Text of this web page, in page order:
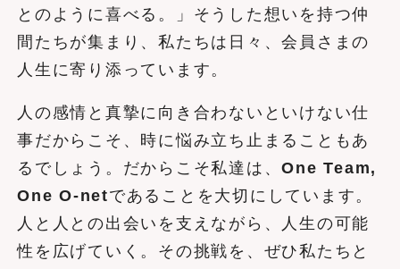
とのように喜べる。」そうした想いを持つ仲
間たちが集まり、私たちは日々、会員さまの
人生に寄り添っています。
人の感情と真摯に向き合わないといけない仕
事だからこそ、時に悩み立ち止まることもあ
るでしょう。だからこそ私達は、One Team,
One O-netであることを大切にしています。
人と人との出会いを支えながら、人生の可能
性を広げていく。その挑戦を、ぜひ私たちと